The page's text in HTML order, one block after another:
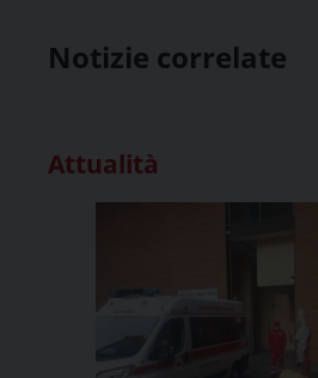
Notizie correlate
Attualità